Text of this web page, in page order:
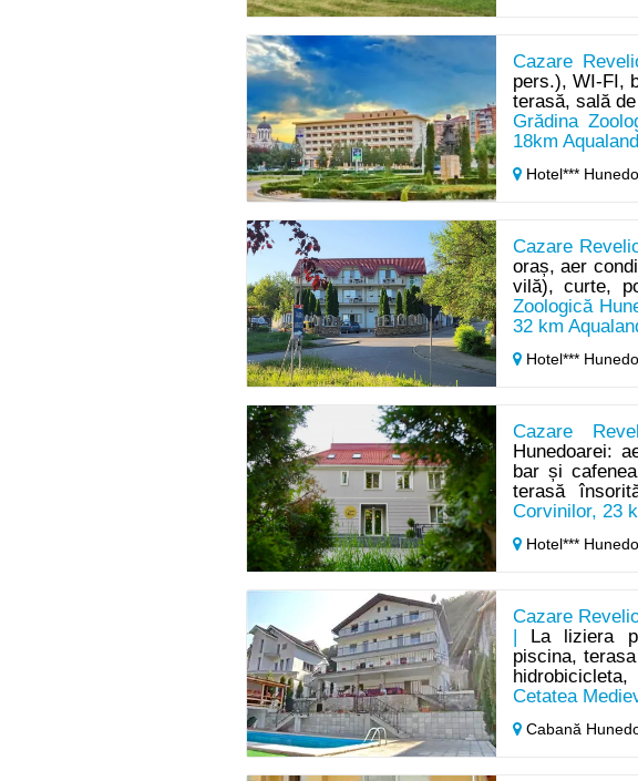
Cazare
pers.), WI-FI,
terasă, sală
Grădina
18km
Hotel***
Cazare
oraș, aer
vilă), curte,
Zoologică
32 km
Hotel***
Cazare
Hunedoarei:
bar și
terasă
Corvinilor, 23
Hotel***
Cazare
La liziera
piscina,
hidrobicicleta,
Cetatea
Cabană